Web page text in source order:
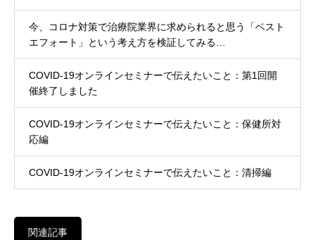
今、コロナ対策で治療院業界に求められると思う「ベスト
エフォート」という考え方を検証してみる…
COVID-19オンラインセミナーで伝えたいこと：第1回開
催終了しました
COVID-19オンラインセミナーで伝えたいこと：保健所対
応編
COVID-19オンラインセミナーで伝えたいこと：清掃編
関連記事